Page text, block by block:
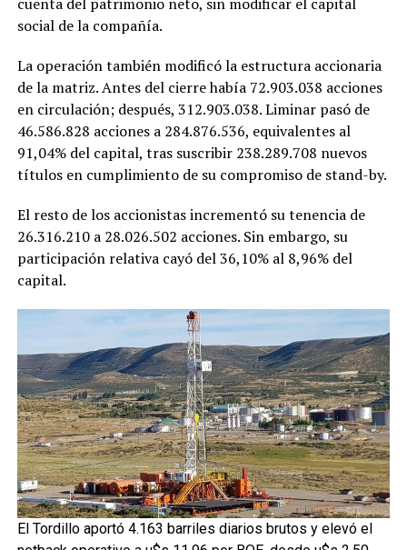
social de la compañía.
La operación también modificó la estructura accionaria
de la matriz. Antes del cierre había 72.903.038 acciones
en circulación; después, 312.903.038. Liminar pasó de
46.586.828 acciones a 284.876.536, equivalentes al
91,04% del capital, tras suscribir 238.289.708 nuevos
títulos en cumplimiento de su compromiso de stand-by.
El resto de los accionistas incrementó su tenencia de
26.316.210 a 28.026.502 acciones. Sin embargo, su
participación relativa cayó del 36,10% al 8,96% del
capital.
El Tordillo aportó 4.163 barriles diarios brutos y elevó el